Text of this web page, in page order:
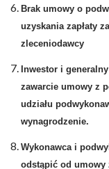
Brak umowy o
uzyskania zapłaty
zleceniodawcy
Inwestor i
zawarcie umowy z
udziału
wynagrodzenie.
Wykonawca i
odstąpić od umowy